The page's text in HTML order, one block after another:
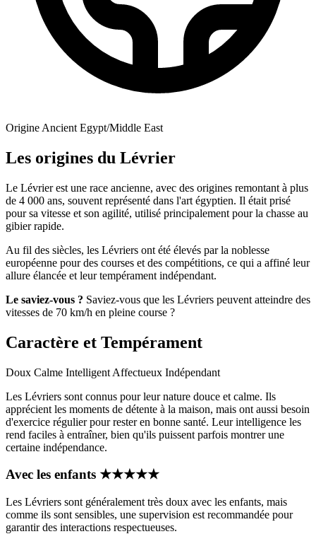
Origine Ancient Egypt/Middle East
Les origines du Lévrier
Le Lévrier est une race ancienne, avec des origines remontant à plus
de 4 000 ans, souvent représenté dans l'art égyptien. Il était prisé
pour sa vitesse et son agilité, utilisé principalement pour la chasse au
gibier rapide.
Au fil des siècles, les Lévriers ont été élevés par la noblesse
européenne pour des courses et des compétitions, ce qui a affiné leur
allure élancée et leur tempérament indépendant.
Le saviez-vous ? Saviez-vous que les Lévriers peuvent atteindre des
vitesses de 70 km/h en pleine course ?
Caractère et Tempérament
Doux Calme Intelligent Affectueux Indépendant
Les Lévriers sont connus pour leur nature douce et calme. Ils
apprécient les moments de détente à la maison, mais ont aussi besoin
d'exercice régulier pour rester en bonne santé. Leur intelligence les
rend faciles à entraîner, bien qu'ils puissent parfois montrer une
certaine indépendance.
Avec les enfants ★★★★★
Les Lévriers sont généralement très doux avec les enfants, mais
comme ils sont sensibles, une supervision est recommandée pour
garantir des interactions respectueuses.